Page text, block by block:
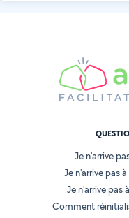
Je n'arrive
Je n'arrive pas
Je n'arrive pas
Comment